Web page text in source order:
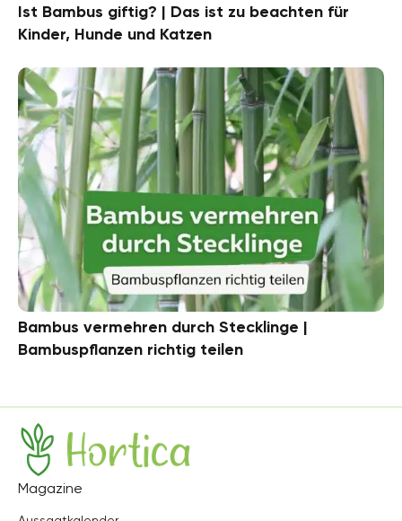
Ist Bambus giftig? | Das ist zu beachten für
Kinder, Hunde und Katzen
Bambus vermehren durch Stecklinge |
Bambuspflanzen richtig teilen
Hortica
Magazine